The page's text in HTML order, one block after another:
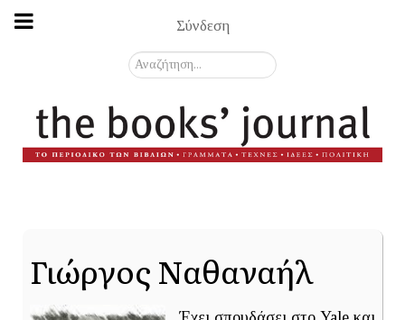
Σύνδεση
Αναζήτηση...
Γιώργος Ναθαναήλ